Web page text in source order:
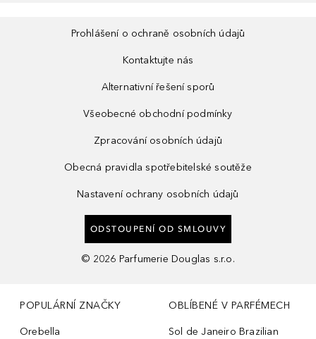
Prohlášení o ochraně osobních údajů
Kontaktujte nás
Alternativní řešení sporů
Všeobecné obchodní podmínky
Zpracování osobních údajů
Obecná pravidla spotřebitelské soutěže
Nastavení ochrany osobních údajů
ODSTOUPENÍ OD SMLOUVY
© 2026 Parfumerie Douglas s.r.o.
POPULÁRNÍ ZNAČKY
Orebella
OBLÍBENÉ V PARFÉMECH
Sol de Janeiro Brazilian